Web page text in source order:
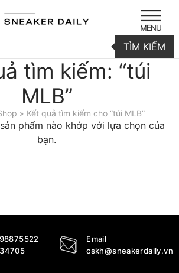
TÌM KIẾM
tìm kiếm: “túi
MLB”
» Kết quả tìm kiếm cho “túi MLB”
phẩm nào khớp với lựa chọn của
bạn.
Email
cskh@sneakerdaily.vn